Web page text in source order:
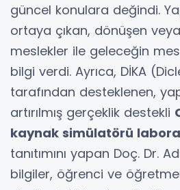
güncel konulara değindi.
ortaya çıkan, dönüşen
meslekler ile geleceğin
bilgi verdi. Ayrıca, DİKA
tarafından desteklenen,
artırılmış gerçeklik destekli
kaynak simülatörü
tanıtımını yapan Doç. Dr.
bilgiler, öğrenci ve